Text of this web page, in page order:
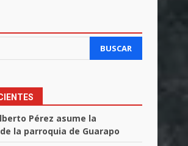
BUSCAR
Pérez asume la
la parroquia de Guarapo